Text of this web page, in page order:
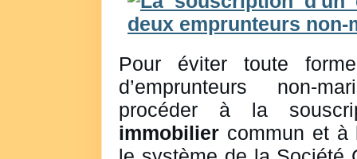
Pour éviter toute
d’emprunteurs non-
procéder à la
immobilier commun et à